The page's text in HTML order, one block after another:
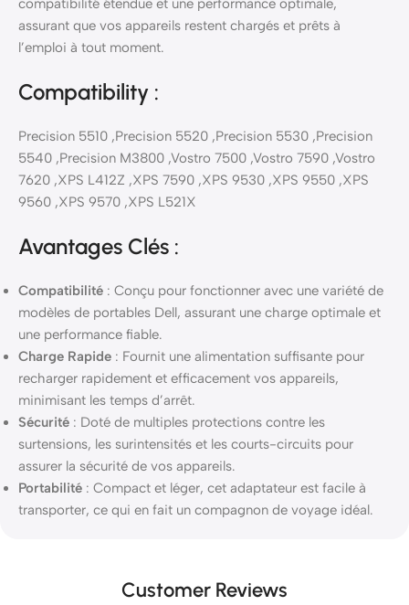
compatibilité étendue et une performance optimale,
assurant que vos appareils restent chargés et prêts à
l’emploi à tout moment.
Compatibility :
Precision 5510 ,Precision 5520 ,Precision 5530 ,Precision
5540 ,Precision M3800 ,Vostro 7500 ,Vostro 7590 ,Vostro
7620 ,XPS L412Z ,XPS 7590 ,XPS 9530 ,XPS 9550 ,XPS
9560 ,XPS 9570 ,XPS L521X
Avantages Clés :
Compatibilité : Conçu pour fonctionner avec une variété de
modèles de portables Dell, assurant une charge optimale et
une performance fiable.
Charge Rapide : Fournit une alimentation suffisante pour
recharger rapidement et efficacement vos appareils,
minimisant les temps d’arrêt.
Sécurité : Doté de multiples protections contre les
surtensions, les surintensités et les courts-circuits pour
assurer la sécurité de vos appareils.
Portabilité : Compact et léger, cet adaptateur est facile à
transporter, ce qui en fait un compagnon de voyage idéal.
Customer Reviews